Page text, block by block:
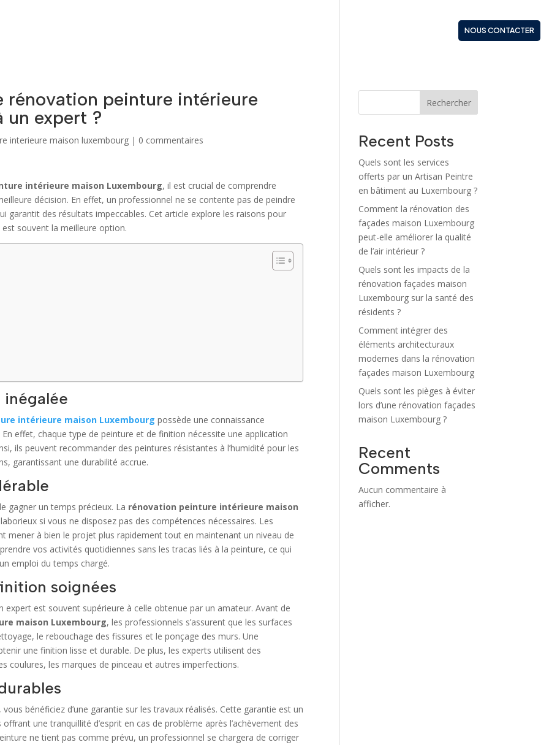
NOUS CONTACTER
rénovation peinture intérieure
un expert ?
interieure maison luxembourg | 0 commentaires
intérieure maison Luxembourg, il est crucial de comprendre
décision. En effet, un professionnel ne se contente pas de peindre
garantit des résultats impeccables. Cet article explore les raisons pour
souvent la meilleure option.
intérieure maison Luxembourg possède une connaissance
effet, chaque type de peinture et de finition nécessite une application
ils peuvent recommander des peintures résistantes à l’humidité pour les
garantissant une durabilité accrue.
gagner un temps précieux. La rénovation peinture intérieure maison
si vous ne disposez pas des compétences nécessaires. Les
mener à bien le projet plus rapidement tout en maintenant un niveau de
vos activités quotidiennes sans les tracas liés à la peinture, ce qui
emploi du temps chargé.
soignées
expert est souvent supérieure à celle obtenue par un amateur. Avant de
maison Luxembourg, les professionnels s’assurent que les surfaces
le rebouchage des fissures et le ponçage des murs. Une
une finition lisse et durable. De plus, les experts utilisent des
coulures, les marques de pinceau et autres imperfections.
bénéficiez d’une garantie sur les travaux réalisés. Cette garantie est un
une tranquillité d’esprit en cas de problème après l’achèvement des
ne tient pas comme prévu, un professionnel se chargera de corriger
Rechercher
Recent Posts
Quels sont les services
offerts par un Artisan Peintre
en bâtiment au Luxembourg ?
Comment la rénovation des
façades maison Luxembourg
peut-elle améliorer la qualité
de l’air intérieur ?
Quels sont les impacts de la
rénovation façades maison
Luxembourg sur la santé des
résidents ?
Comment intégrer des
éléments architecturaux
modernes dans la rénovation
façades maison Luxembourg
Quels sont les pièges à éviter
lors d’une rénovation façades
maison Luxembourg ?
Recent
Comments
Aucun commentaire à
afficher.